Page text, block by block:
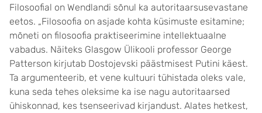
Filosoofial on Wendlandi sõnul ka autoritaarsusevastane
eetos. „Filosoofia on asjade kohta küsimuste esitamine;
mõneti on filosoofia praktiseerimine intellektuaalne
vabadus. Näiteks Glasgow Ülikooli professor George
Patterson kirjutab Dostojevski päästmisest Putini käest.
Ta argumenteerib, et vene kultuuri tühistada oleks vale,
kuna seda tehes oleksime ka ise nagu autoritaarsed
ühiskonnad, kes tsenseerivad kirjandust. Alates hetkest,